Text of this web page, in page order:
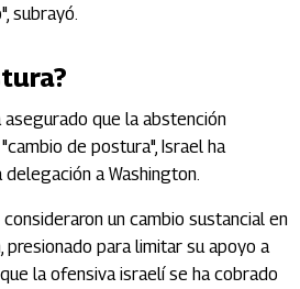
subrayó.
asegurado que la abstención
de postura", Israel ha
a Washington.
un cambio sustancial en
presionado para limitar su apoyo a
la ofensiva israelí se ha cobrado